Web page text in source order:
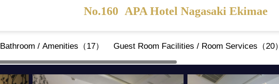
No.160 APA Hotel Nagasaki Ekimae
Bathroom / Amenities（17） Guest Room Facilities / Room Services（20）